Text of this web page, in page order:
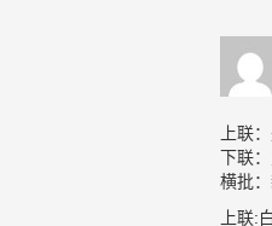
上联
下联
横批
上联: